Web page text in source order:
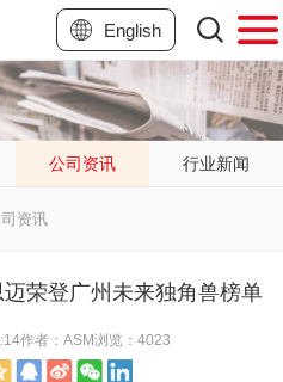
English
公司资讯 行业新闻
资讯
荣登广州未来独角兽榜单
作者： ASM浏览： 4023